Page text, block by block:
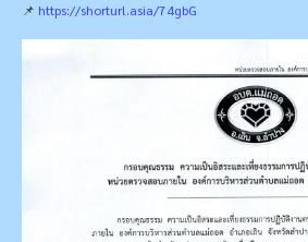
📌 https://shorturl.asia/74gbG